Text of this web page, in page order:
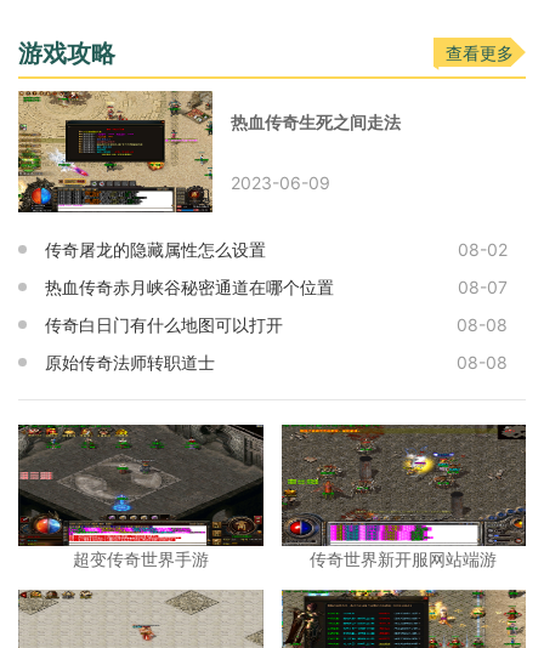
游戏攻略 查看更多
热血传奇生死之间走法
2023-06-09
传奇屠龙的隐藏属性怎么设置
08-02
热血传奇赤月峡谷秘密通道在哪个位置
08-07
传奇白日门有什么地图可以打开
08-08
原始传奇法师转职道士
08-08
超变传奇世界手游 传奇世界新开服网站端游